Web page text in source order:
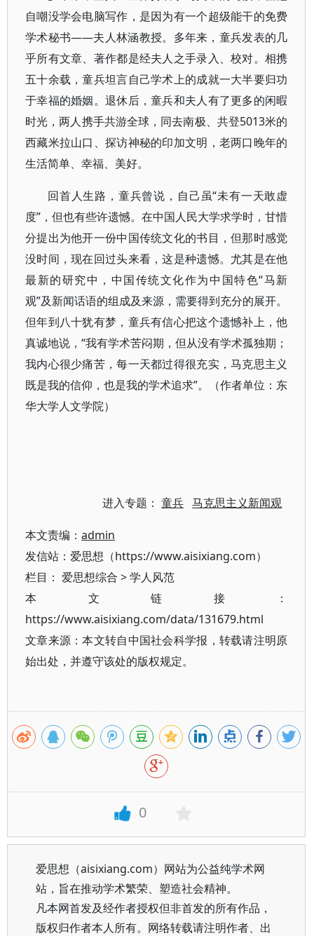
自嘲没学会电脑写作，是因为有一个超级能干的免费
学术秘书——夫人林涵教授。多年来，童兵发表的几
乎所有文章、著作都是经夫人之手录入、校对。相携
五十余载，童兵坦言自己学术上的成就一大半要归功
于幸福的婚姻。退休后，童兵和夫人有了更多的闲暇
时光，两人携手共游全球，同去南极、共登5013米的
西藏米拉山口、探访神秘的印加文明，老两口晚年的
生活简单、幸福、美好。
回首人生路，童兵曾说，自己虽“未有一天敢虚
度”，但也有些许遗憾。在中国人民大学求学时，甘惜
分提出为他开一份中国传统文化的书目，但那时感觉
没时间，现在回过头来看，这是种遗憾。尤其是在他
最新的研究中，中国传统文化作为中国特色“马新
观”及新闻话语的组成及来源，需要得到充分的展开。
但年到八十犹有梦，童兵有信心把这个遗憾补上，他
真诚地说，“我有学术苦闷期，但从没有学术孤独期；
我内心很少痛苦，每一天都过得很充实，马克思主义
既是我的信仰，也是我的学术追求”。（作者单位：东
华大学人文学院）
进入专题：童兵 马克思主义新闻观
本文责编： admin
发信站：爱思想（https://www.aisixiang.com）
栏目： 爱思想综合 >学人风范
本文链接：
https://www.aisixiang.com/data/131679.html
文章来源：本文转自中国社会科学报，转载请注明原
始出处，并遵守该处的版权规定。
0
爱思想（aisixiang.com）网站为公益纯学术网
站，旨在推动学术繁荣、塑造社会精神。
凡本网首发及经作者授权但非首发的所有作品，
版权归作者本人所有。网络转载请注明作者、出